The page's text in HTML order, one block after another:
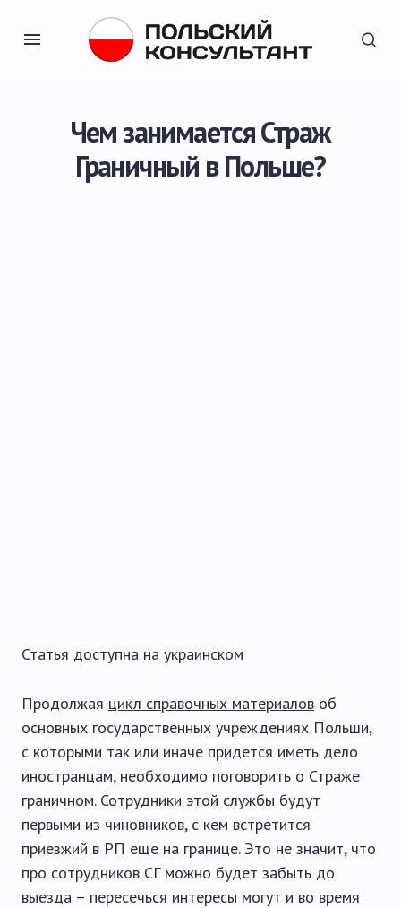
Чем занимается Страж
Граничный в Польше?
Статья доступна на украинском
Продолжая цикл справочных материалов об
основных государственных учреждениях Польши,
с которыми так или иначе придется иметь дело
иностранцам, необходимо поговорить о Страже
граничном. Сотрудники этой службы будут
первыми из чиновников, с кем встретится
приезжий в РП еще на границе. Это не значит, что
про сотрудников СГ можно будет забыть до
выезда – пересечься интересы могут и во время